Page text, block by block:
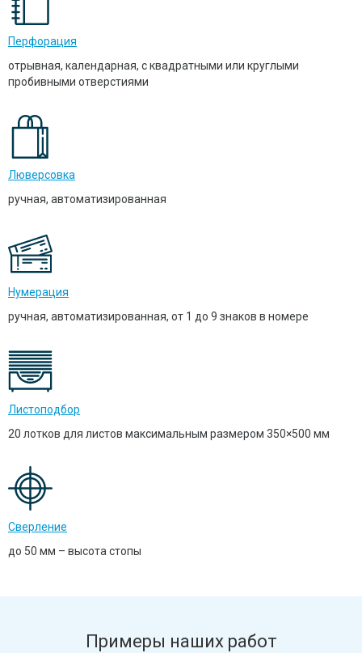
Перфорация
отрывная, календарная, с квадратными или круглыми
пробивными отверстиями
Люверсовка
ручная, автоматизированная
Нумерация
ручная, автоматизированная, от 1 до 9 знаков в номере
Листоподбор
20 лотков для листов максимальным размером 350×500 мм
Сверление
до 50 мм – высота стопы
Примеры наших работ